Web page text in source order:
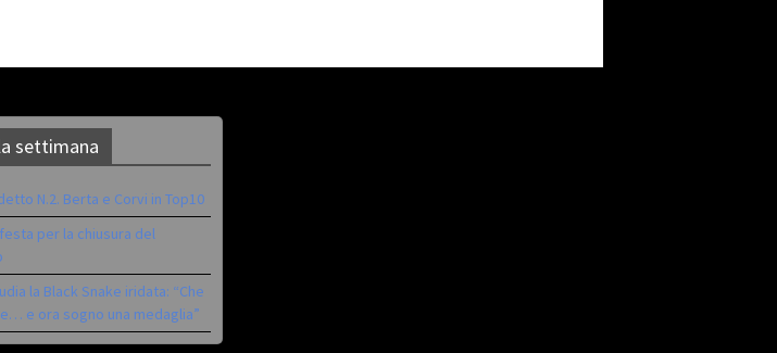
settimana
N.2. Berta e Corvi in Top10
per la chiusura del
la Black Snake iridata: “Che
e ora sogno una medaglia”